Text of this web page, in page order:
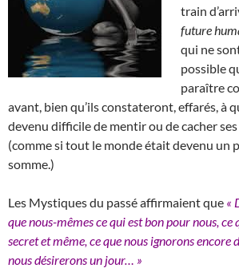
train
future
qui ne
possible
paraître
avant, bien qu’ils constateront, effarés, à
devenu difficile de mentir ou de cacher
(comme si tout le monde était devenu un
somme.)
Les Mystiques du passé affirmaient que «
que nous-mêmes ce qui est bon pour nous, ce
secret et même, ce que nous ignorons encore
nous désirerons un jour… »